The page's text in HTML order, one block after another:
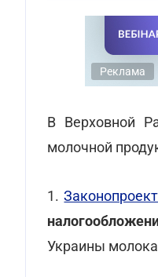
Реклама
В Верховной
молочной
1.
Украины